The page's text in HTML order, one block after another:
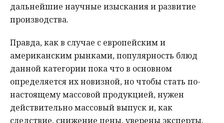
дальнейшие научные изыскания и развитие
производства.
Правда, как в случае с европейским и
американским рынками, популярность блюд
данной категории пока что в основном
определяется их новизной, но чтобы стать по-
настоящему массовой продукцией, нужен
действительно массовый выпуск и, как
следствие, снижение цены, уверены эксперты.